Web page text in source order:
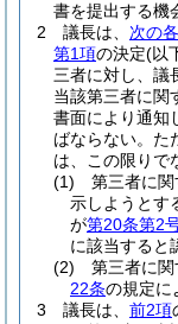
書を提出する機
2
議長は、 次の
第1項の決定(以
三者に対し、議
当該第三者に関
書面により通知
ばならない。 た
は、この限りで
(1)
第三者に
示しようとす
が第20条第2
に該当すると
(2)
第三者に
22条の規定に
3
議長は、 前2項